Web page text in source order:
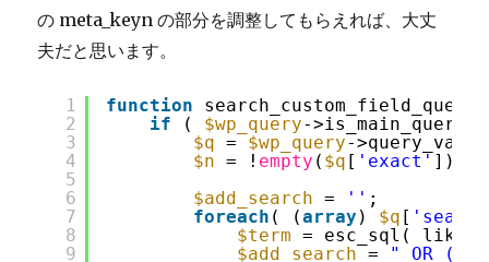
の meta_keyn の部分を調整してもらえれば、大丈
夫だと思います。
1
2
3
4
5
6
7
8
9
function
if
( $wp_query-
$q
= $wp_query->query_vars;
$n
= ! empty ( $q [ 'exact' ]) ?
$add_search
= '' ;
foreach ( (array ) $q [
$term
= esc_sql(
$add_search
= " OR (